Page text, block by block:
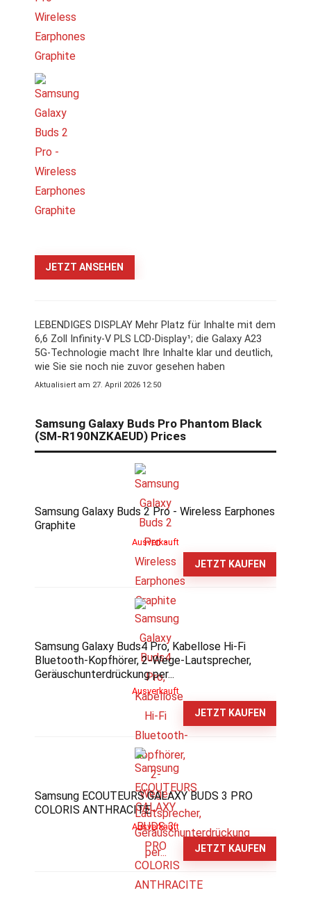
JETZT ANSEHEN
LEBENDIGES DISPLAY Mehr Platz für Inhalte mit dem
6,6 Zoll Infinity-V PLS LCD-Display¹; die Galaxy A23
5G-Technologie macht Ihre Inhalte klar und deutlich,
wie Sie sie noch nie zuvor gesehen haben
Aktualisiert am 27. April 2026 12:50
Samsung Galaxy Buds Pro Phantom Black
(SM-R190NZKAEUD) Prices
Samsung Galaxy Buds 2 Pro - Wireless Earphones
Graphite
Ausverkauft
JETZT KAUFEN
Samsung Galaxy Buds4 Pro, Kabellose Hi-Fi
Bluetooth-Kopfhörer, 2-Wege-Lautsprecher,
Geräuschunterdrückung per...
Ausverkauft
JETZT KAUFEN
Samsung ECOUTEURS GALAXY BUDS 3 PRO
COLORIS ANTHRACITE
Ausverkauft
JETZT KAUFEN